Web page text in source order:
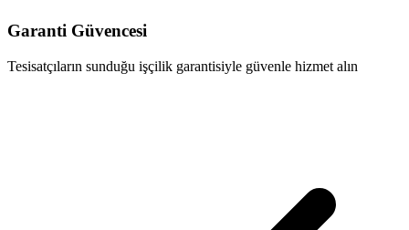
Garanti Güvencesi
Tesisatçıların sunduğu işçilik garantisiyle güvenle hizmet alın